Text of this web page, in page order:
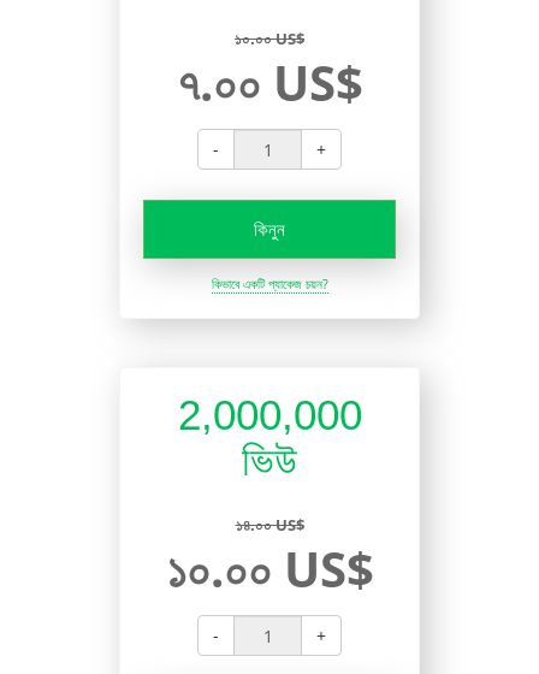
১০.০০ US$
৭.০০ US$
- +
কিনুন
কিভাবে একটি প্যাকেজ চয়ন?
2,000,000
ভিউ
১৪.০০ US$
১০.০০ US$
- +